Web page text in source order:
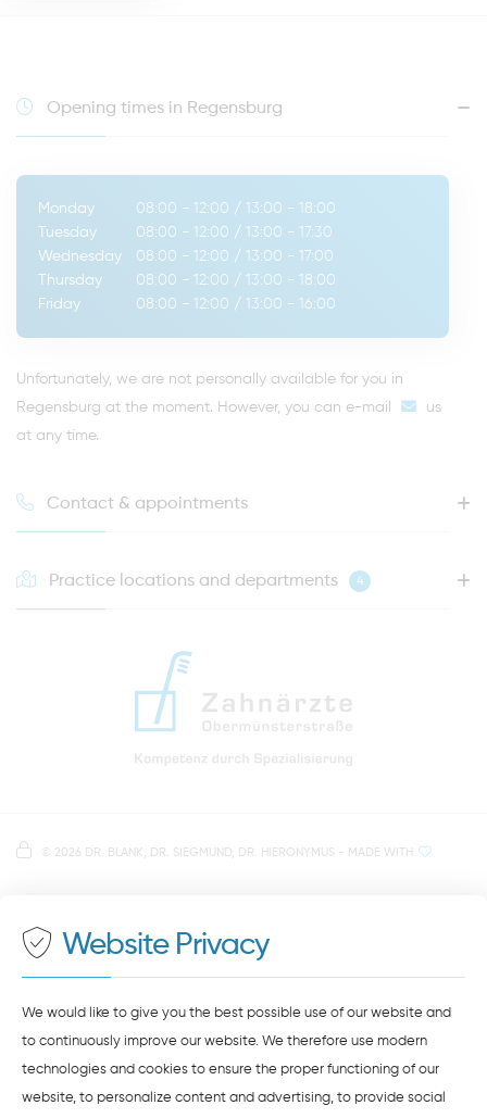
Opening times in Regensburg
Monday 08:00 - 12:00 / 13:00 - 18:00
Tuesday
08:00 - 12:00 / 13:00 - 17:30
Wednesday
08:00 - 12:00 / 13:00 - 17:00
Thursday
08:00 - 12:00 / 13:00 - 18:00
Friday
08:00 - 12:00 / 13:00 - 16:00
Unfortunately, we are not personally available for you in
Regensburg at the moment. However, you can e-mail
us
at any time.
Contact & appointments
info@zahnaerzte-in-regensburg.de
Practice locations and departments 4
AGREE AND LOAD
© 2026 DR. BLANK, DR. SIEGMUND, DR. HIERONYMUS - MADE WITH
Website Privacy
We would like to give you the best possible use of our website and
to continuously improve our website. We therefore use modern
technologies and cookies to ensure the proper functioning of our
website, to personalize content and advertising, to provide social